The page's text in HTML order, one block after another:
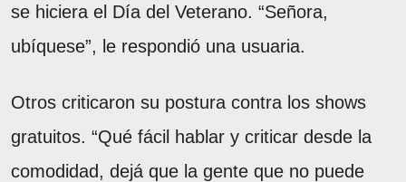
se hiciera el Día del Veterano. “Señora,
ubíquese”, le respondió una usuaria.
Otros criticaron su postura contra los shows
gratuitos. “Qué fácil hablar y criticar desde la
comodidad, dejá que la gente que no puede